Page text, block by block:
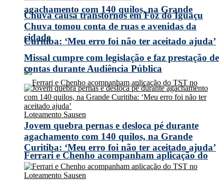
agachamento com 140 quilos, na Grande
Curitiba: ‘Meu erro foi não ter aceitado ajuda’
Ferrari e Chenho acompanham aplicação do
Chuva causa transtornos em Foz do Iguaçu
Chuva tomou conta de ruas e avenidas da
cidade
Missal cumpre com legislação e faz prestação de
contas durante Audiência Pública
Jovem quebra pernas e desloca pé durante
agachamento com 140 quilos, na Grande
Curitiba: ‘Meu erro foi não ter aceitado ajuda’